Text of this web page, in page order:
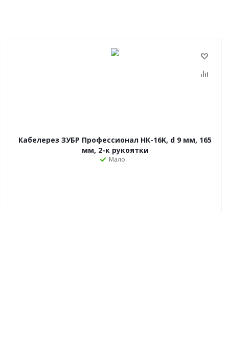
Кабелерез ЗУБР Профессионал НК-16K, d 9 мм, 165
мм, 2-к рукоятки
Мало